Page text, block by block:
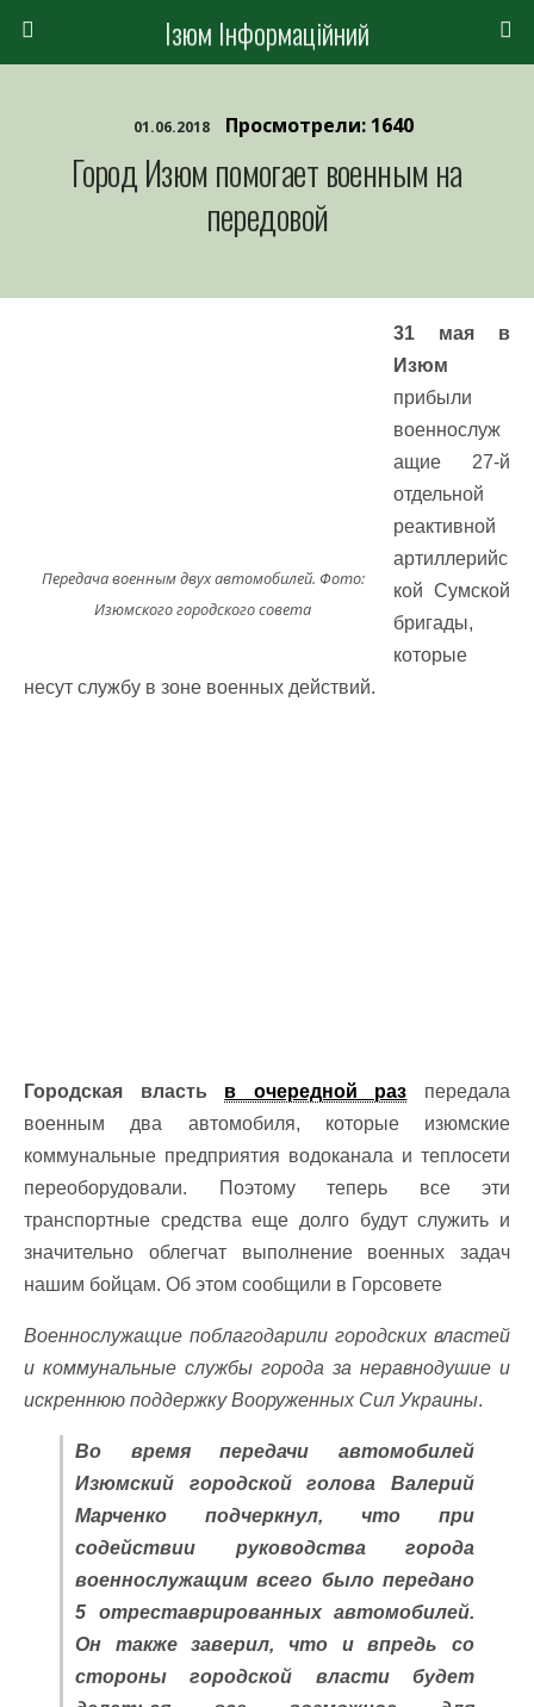
Ізюм Інформаційний
01.06.2018 Просмотрели: 1640
Город Изюм помогает военным на
передовой
Передача военным двух автомобилей. Фото:
Изюмского городского совета
31 мая в
Изюм
прибыли
военнослуж
ащие 27-й
отдельной
реактивной
артиллерийс
кой Сумской
бригады,
которые
несут службу в зоне военных действий.
Городская власть в очередной раз передала
военным два автомобиля, которые изюмские
коммунальные предприятия водоканала и теплосети
переоборудовали. Поэтому теперь все эти
транспортные средства еще долго будут служить и
значительно облегчат выполнение военных задач
нашим бойцам. Об этом сообщили в Горсовете
Военнослужащие поблагодарили городских властей
и коммунальные службы города за неравнодушие и
искреннюю поддержку Вооруженных Сил Украины.
Во время передачи автомобилей
Изюмский городской голова Валерий
Марченко подчеркнул, что при
содействии руководства города
военнослужащим всего было передано
5 отреставрированных автомобилей.
Он также заверил, что и впредь со
стороны городской власти будет